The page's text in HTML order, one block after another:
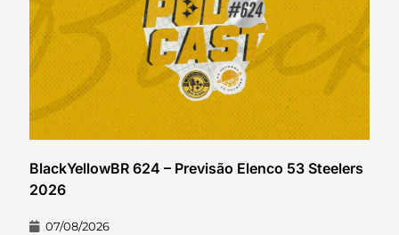
BlackYellowBR 624 – Previsão Elenco 53 Steelers
2026
07/08/2026